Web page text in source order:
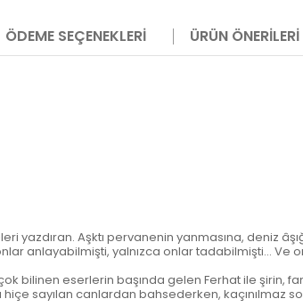
ÖDEME SEÇENEKLERI ÜRÜN ÖNERILERI
yazdıran. Aşktı pervanenin yanmasına, deniz
anlayabilmişti, yalnızca onlar tadabilmişti...
bilinen eserlerin başında gelen Ferhat ile
sayılan canlardan bahsederken, kaçınılmaz